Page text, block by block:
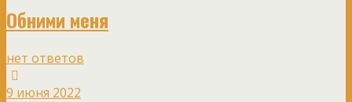
Обними меня
нет ответов
9 июня 2022